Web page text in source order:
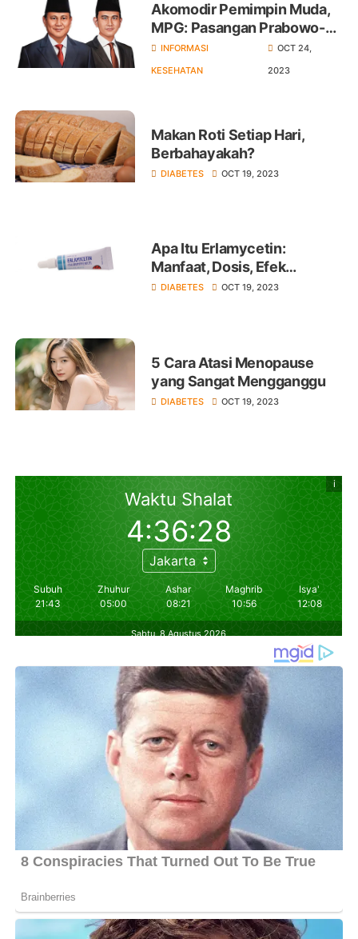
Akomodir Pemimpin Muda,
MPG: Pasangan Prabowo-
Gibran Sangat Ideal
INFORMASI
KESEHATAN
OCT 24,
2023
Makan Roti Setiap Hari,
Berbahayakah?
DIABETES OCT 19, 2023
Apa Itu Erlamycetin:
Manfaat, Dosis, Efek
Samping
DIABETES OCT 19, 2023
5 Cara Atasi Menopause
yang Sangat Mengganggu
DIABETES OCT 19, 2023